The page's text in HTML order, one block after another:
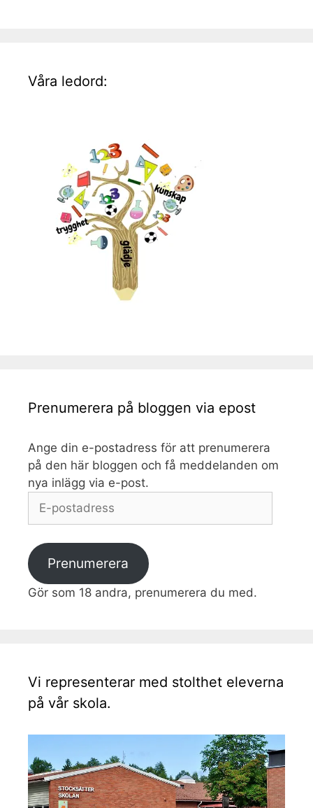
Våra ledord:
Prenumerera på bloggen via epost
Ange din e-postadress för att prenumerera
på den här bloggen och få meddelanden om
nya inlägg via e-post.
postadress
Prenumerera
Gör som 18 andra, prenumerera du med.
Vi representerar med stolthet eleverna
på vår skola.